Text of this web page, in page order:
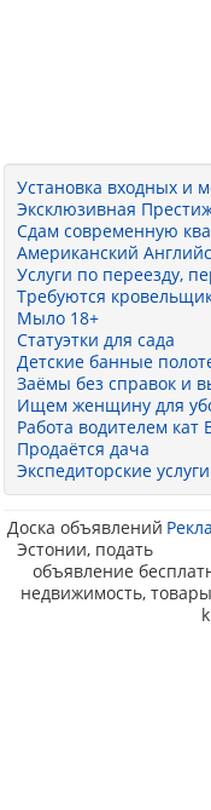
Установка входных и
Эксклюзивная
Сдам современную
Американский
Услуги по переезду,
Требуются
Мыло 18+
Статуэтки для сада
Детские банные
Заёмы без справок и
Ищем женщину для
Работа водителем кат
Продаётся дача
Экспедиторские услуги
Доска объявлений
Эстонии, подать
объявление
недвижимость,